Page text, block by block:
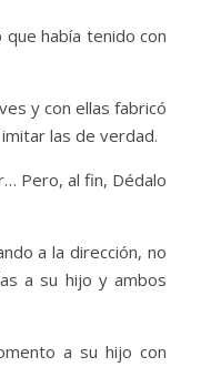
que había tenido con
y con ellas fabricó
las de verdad.
Pero, al fin, Dédalo
a la dirección, no
a su hijo y ambos
a su hijo con